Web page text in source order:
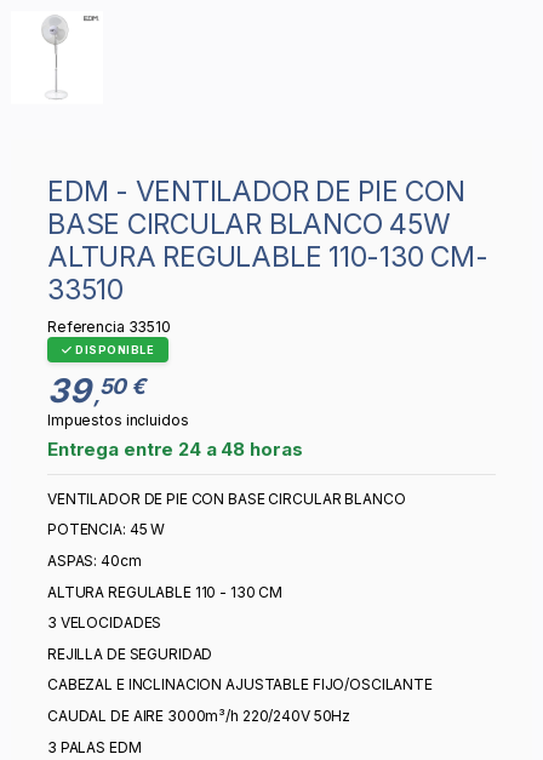
EDM - VENTILADOR DE PIE CON
BASE CIRCULAR BLANCO 45W
ALTURA REGULABLE 110-130 CM-
33510
Referencia 33510
DISPONIBLE
39,50 €
Impuestos incluidos
Entrega entre 24 a 48 horas
VENTILADOR DE PIE CON BASE CIRCULAR BLANCO
POTENCIA: 45 W
ASPAS: 40cm
ALTURA REGULABLE 110 - 130 CM
3 VELOCIDADES
REJILLA DE SEGURIDAD
CABEZAL E INCLINACION AJUSTABLE FIJO/OSCILANTE
CAUDAL DE AIRE 3000m³/h 220/240V 50Hz
3 PALAS EDM